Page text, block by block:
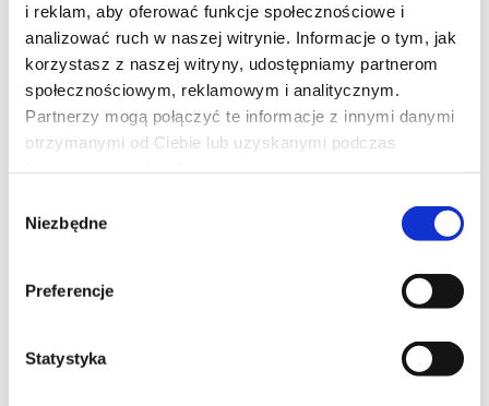
i reklam, aby oferować funkcje społecznościowe i
analizować ruch w naszej witrynie. Informacje o tym, jak
korzystasz z naszej witryny, udostępniamy partnerom
społecznościowym, reklamowym i analitycznym.
Partnerzy mogą połączyć te informacje z innymi danymi
otrzymanymi od Ciebie lub uzyskanymi podczas
zgody
Niezbędne
Preferencje
Statystyka
Diabeł ubiera się u Prady 2
Miranda Priestly walczy ze swoją byłą asystentką Emily - a
obecnie rywalką na kierowniczym stanowisku - konkurują o